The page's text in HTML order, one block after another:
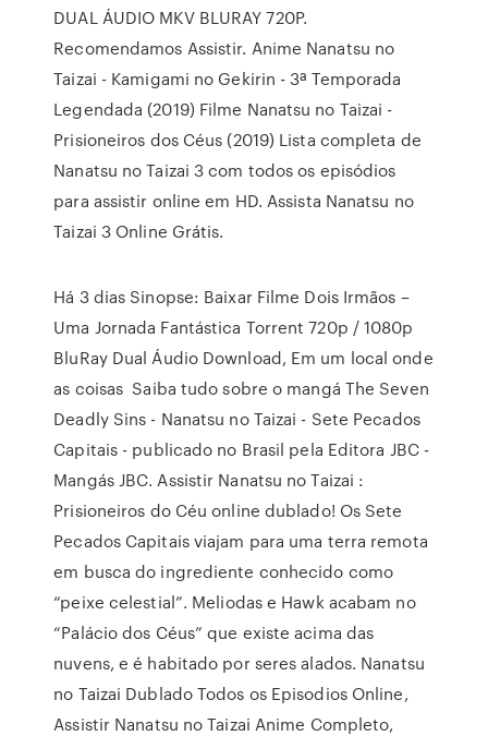
DUAL ÁUDIO MKV BLURAY 720P.
Recomendamos Assistir. Anime Nanatsu no
Taizai - Kamigami no Gekirin - 3ª Temporada
Legendada (2019) Filme Nanatsu no Taizai -
Prisioneiros dos Céus (2019) Lista completa de
Nanatsu no Taizai 3 com todos os episódios
para assistir online em HD. Assista Nanatsu no
Taizai 3 Online Grátis.
Há 3 dias Sinopse: Baixar Filme Dois Irmãos –
Uma Jornada Fantástica Torrent 720p / 1080p
BluRay Dual Áudio Download, Em um local onde
as coisas Saiba tudo sobre o mangá The Seven
Deadly Sins - Nanatsu no Taizai - Sete Pecados
Capitais - publicado no Brasil pela Editora JBC -
Mangás JBC. Assistir Nanatsu no Taizai :
Prisioneiros do Céu online dublado! Os Sete
Pecados Capitais viajam para uma terra remota
em busca do ingrediente conhecido como
“peixe celestial”. Meliodas e Hawk acabam no
“Palácio dos Céus” que existe acima das
nuvens, e é habitado por seres alados. Nanatsu
no Taizai Dublado Todos os Episodios Online,
Assistir Nanatsu no Taizai Anime Completo,